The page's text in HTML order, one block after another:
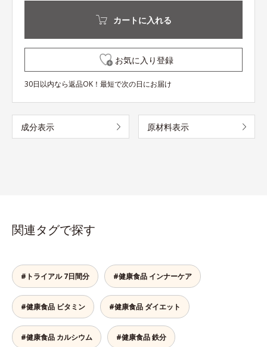
カートに入れる
お気に入り登録
30日以内なら返品OK！最短で次の日にお届け
成分表示 原材料表示
関連タグで探す
#トライアル 7日間分 #健康食品 インナーケア
#健康食品 ビタミン #健康食品 ダイエット
#健康食品 カルシウム #健康食品 鉄分